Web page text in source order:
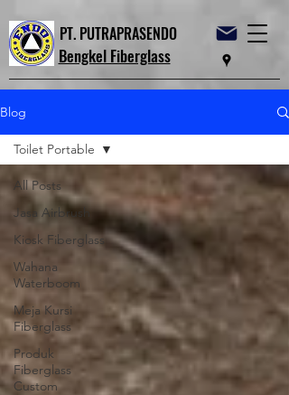
PT. PUTRAPRASENDO
Bengkel Fiberglass
Blog
All Posts
Jasa Airbrush
Kiosk Fiberglass
Wahana
Waterboom
Meja Kursi
Fiberglass
Produk
Fiberglass
Custom
Toilet Portable